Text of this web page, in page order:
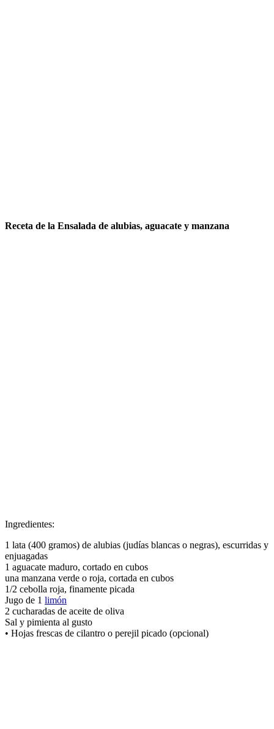
Receta de la Ensalada de alubias, aguacate y manzana
Ingredientes:
1 lata (400 gramos) de alubias (judías blancas o negras), escurridas y
enjuagadas
1 aguacate maduro, cortado en cubos
una manzana verde o roja, cortada en cubos
1/2 cebolla roja, finamente picada
Jugo de 1 limón
2 cucharadas de aceite de oliva
Sal y pimienta al gusto
• Hojas frescas de cilantro o perejil picado (opcional)